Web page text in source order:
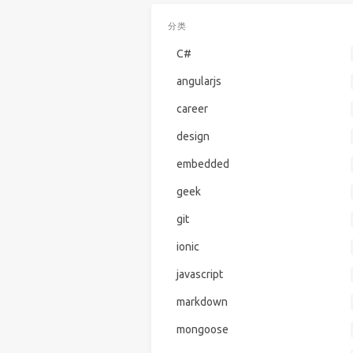
分类
C#
angularjs
career
design
embedded
geek
git
ionic
javascript
markdown
mongoose